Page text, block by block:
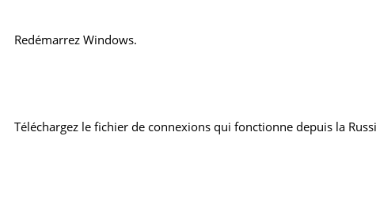
Redémarrez Windows.
Téléchargez le fichier de connexions qui fonctionne depuis la